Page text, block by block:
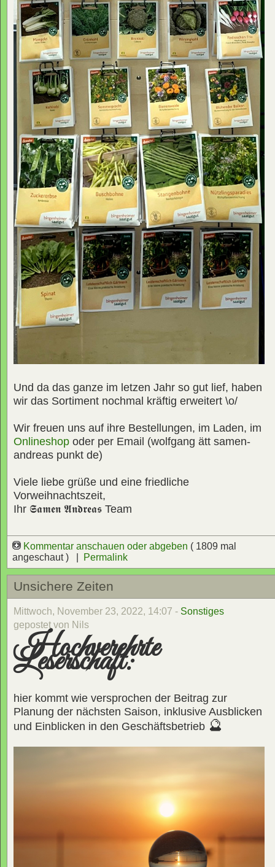
Und da das ganze im letzen Jahr so gut lief, haben
wir das Sortiment nochmal kräftig erweitert \o/
Wir freuen uns auf ihre Bestellungen, im Laden, im
Onlineshop oder per Email (wolfgang ätt samen-
andreas punkt de)
Viele liebe grüße und eine friedliche
Vorweihnachtszeit,
Ihr 𝕾𝖆𝖒𝖊𝖓 𝕬𝖓𝖉𝖗𝖊𝖆𝖘 Team
Kommentar anschauen oder abgeben ( 1809 mal
angeschaut ) |
Permalink
Unsichere Zeiten
Mittwoch, November 23, 2022, 14:07 - Sonstiges
gepostet von Nils
Hochverehrte
Leserschaft:
hier kommt wie versprochen der Beitrag zur
Planung der nächsten Saison, inklusive Ausblicken
und Einblicken in den Geschäftsbetrieb 🔮